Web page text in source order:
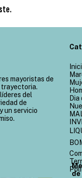
mayoristas de
trayectoria.
del
de
un servicio
Dia
de